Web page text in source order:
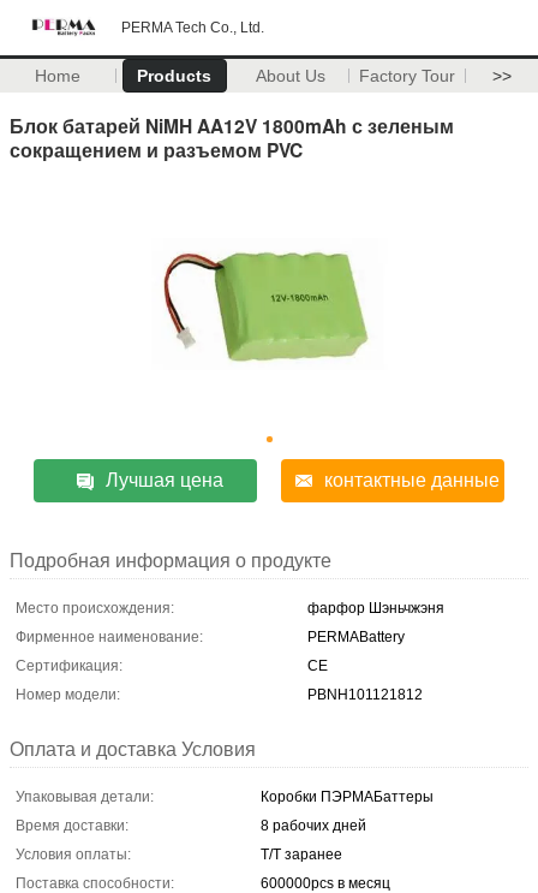
PERMA Tech Co., Ltd.
Home Products About Us Factory Tour >>
Блок батарей NiMH AA12V 1800mAh с зеленым
сокращением и разъемом PVC
Лучшая цена контактные данные
Подробная информация о продукте
Место происхождения:
фарфор Шэньчжэня
Фирменное наименование:
PERMABattery
Сертификация:
CE
Номер модели:
PBNH101121812
Оплата и доставка Условия
Упаковывая детали:
Коробки ПЭРМАБаттеры
Время доставки:
8 рабочих дней
Условия оплаты:
T/T заранее
Поставка способности:
600000pcs в месяц